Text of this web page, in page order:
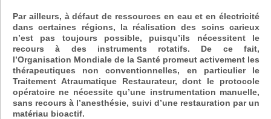
Par ailleurs, à défaut de ressources en eau et en électricité
dans certaines régions, la réalisation des soins carieux
n’est pas toujours possible, puisqu’ils nécessitent le
recours à des instruments rotatifs. De ce fait,
l’Organisation Mondiale de la Santé promeut activement les
thérapeutiques non conventionnelles, en particulier le
Traitement Atraumatique Restaurateur, dont le protocole
opératoire ne nécessite qu’une instrumentation manuelle,
sans recours à l’anesthésie, suivi d’une restauration par un
matériau bioactif.